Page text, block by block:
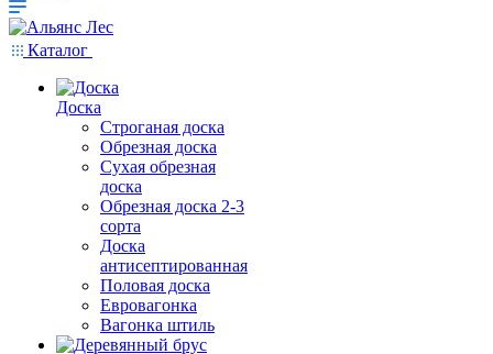
Каталог
Доска
Строганая доска
Обрезная доска
Сухая обрезная
доска
Обрезная доска 2-3
сорта
Доска
антисептированная
Половая доска
Евровагонка
Вагонка штиль